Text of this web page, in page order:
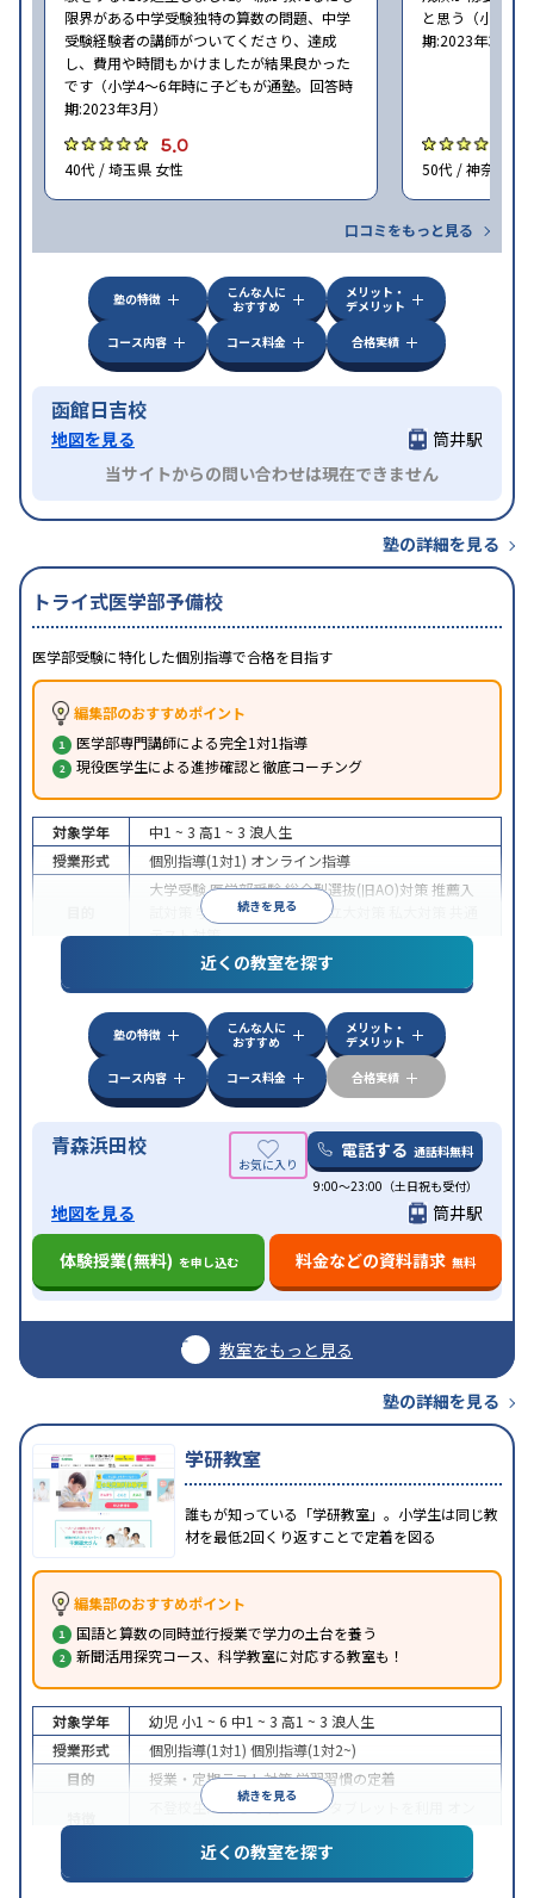
限界がある中学受験独特の算数の問題、中学
受験経験者の講師がついてくださり、達成
し、費用や時間もかけましたが結果良かった
です（小学4〜6年時に子どもが通塾。回答時
期:2023年3月）
5.0
40代 / 埼玉県 女性
と思う（小学6
期:2023年3月）
50代 / 神奈川県
口コミをもっと見る
塾の特徴
こんな人に
おすすめ
メリット・
デメリット
コース内容
コース料金 合格実績
函館日吉校
地図を見る
筒井駅
当サイトからの問い合わせは現在できません
塾の詳細を見る
トライ式医学部予備校
医学部受験に特化した個別指導で合格を目指す
編集部のおすすめポイント
医学部専門講師による完全1対1指導
現役医学生による進捗確認と徹底コーチング
続きを見る
対象学年 中1 ~ 3 高1 ~ 3 浪人生
授業形式
個別指導(1対1) オンライン指導
大学受験医学部受験総合型選抜(旧AO)対策推薦入
学校別特化対策 国公立大対策
テスト対策
特徴
中高一貫校生に対応授業の振替可能
オンライン対応1科目から受講可能季節講習の
みの受講可
自習室あり
近くの教室を探す
塾の特徴
こんな人に
おすすめ
メリット・
デメリット
コース内容
コース料金 合格実績
青森浜田校 電話する 通話料無料
9:00～23:00（土日祝も受付）
地図を見る
筒井駅
体験授業(無料) を申し込む 料金などの資料請求 無料
教室をもっと見る
塾の詳細を見る
学研教室
誰もが知っている「学研教室」。小学生は同じ教
材を最低2回くり返すことで定着を図る
編集部のおすすめポイント
国語と算数の同時並行授業で学力の土台を養う
新聞活用探究コース、科学教室に対応する教室も！
続きを見る
対象学年 幼児 小1 ~ 6 中1 ~ 3 高1 ~ 3 浪人生
授業形式
個別指導(1対1) 個別指導(1対2~)
目的
授業・定期テスト対策学習習慣の定着
不登校生に対応学習にPC・タブレットを利用
ライン対応
近くの教室を探す